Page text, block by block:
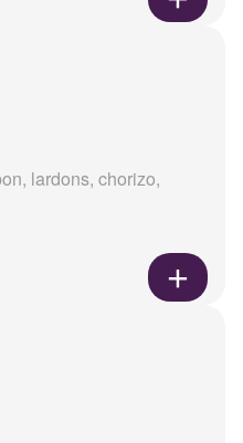
lardons, chorizo,